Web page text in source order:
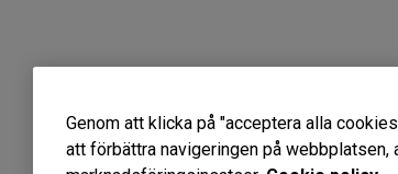
Genom att klicka på "acceptera alla
att förbättra navigeringen på